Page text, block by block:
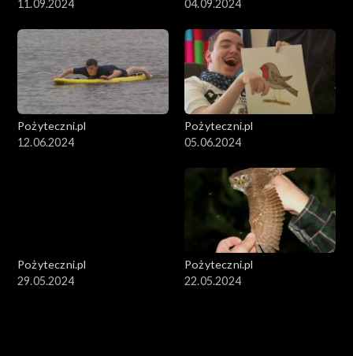
11.09.2024
04.09.2024
Pożyteczni.pl
12.06.2024
Pożyteczni.pl
05.06.2024
Pożyteczni.pl
29.05.2024
Pożyteczni.pl
22.05.2024